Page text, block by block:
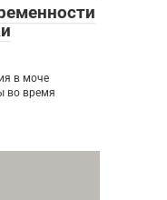
в моче
во время